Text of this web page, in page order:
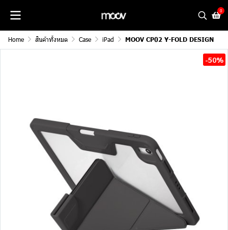
0
Home สินค้าทั้งหมด Case iPad MOOV CP02 Y-FOLD DESIGN
-50%